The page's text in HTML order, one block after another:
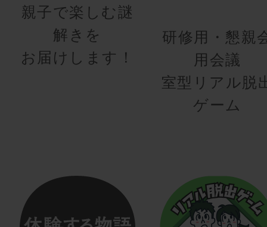
親子で楽しむ謎
解きを
お届けします！
研修用・懇親
用会議
室型リアル脱
ゲーム